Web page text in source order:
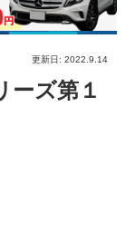
更新日: 2022.9.14
ーズ第１